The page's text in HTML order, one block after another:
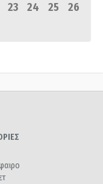
23 24 25
26